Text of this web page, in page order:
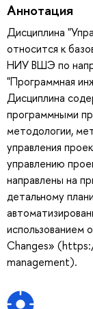
Аннотация
Дисциплина
относится к
НИУ ВШЭ по
"Программная
Дисциплина
программными
методологии,
управления
управлению
направлены на
детальному
использованием
Changes»
management).